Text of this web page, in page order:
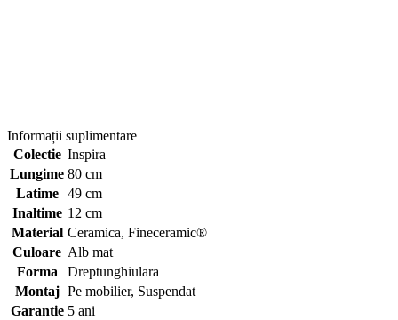
Informații suplimentare
Colectie Inspira
Lungime 80 cm
Latime
49 cm
Inaltime 12 cm
Material Ceramica, Fineceramic®
Culoare Alb mat
Forma
Dreptunghiulara
Montaj Pe mobilier, Suspendat
Garantie 5 ani